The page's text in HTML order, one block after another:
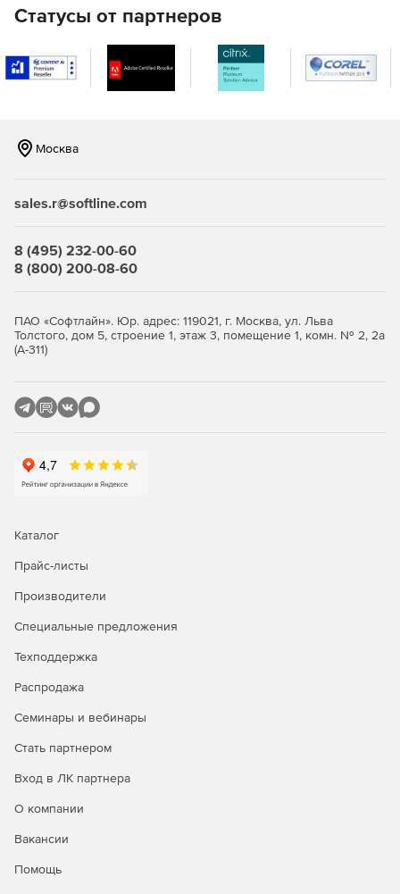
Статусы от партнеров
Москва
sales.r@softline.com
8 (495) 232-00-60
8 (800) 200-08-60
ПАО «Софтлайн». Юр. адрес: 119021, г. Москва, ул. Льва
Толстого, дом 5, строение 1, этаж 3, помещение 1, комн. № 2, 2а
(А-311)
Каталог
Прайс-листы
Производители
Специальные предложения
Техподдержка
Распродажа
Семинары и вебинары
Стать партнером
Вход в ЛК партнера
О компании
Вакансии
Помощь